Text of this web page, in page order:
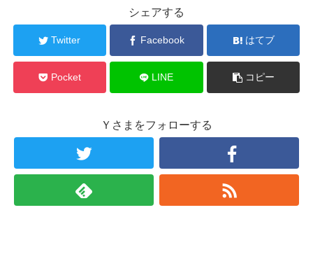
シェアする
Twitter Facebook はてブ
Pocket LINE コピー
Ｙさまをフォローする